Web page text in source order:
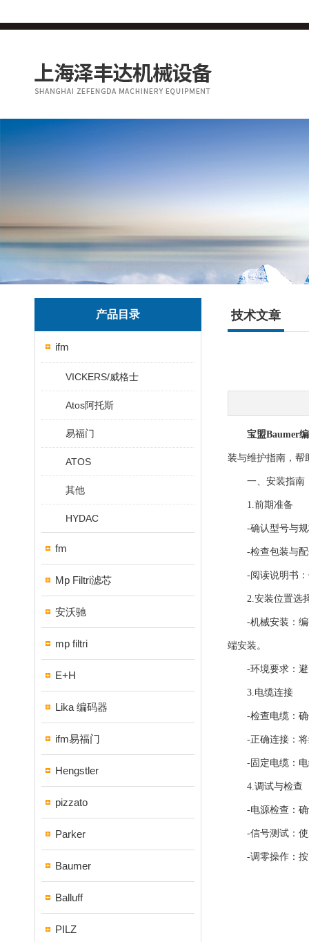
产品目录
ifm
VICKERS/威格士
Atos阿托斯
易福门
ATOS
其他
HYDAC
fm
Mp Filtri滤芯
安沃驰
mp filtri
E+H
Lika 编码器
ifm易福门
Hengstler
pizzato
Parker
Baumer
Balluff
PILZ
技术文章
宝盟Baumer
装与维护指南，帮
一、安装指南
1.前期准备
-确认型号与规
-检查包装与配
-阅读说明书：
2.安装位置选
-机械安装：编码
端安装。
-环境要求：避
3.电缆连接
-检查电缆：确
-正确连接：将编
-固定电缆：电
4.调试与检查
-电源检查：确
-信号测试：使
-调零操作：按